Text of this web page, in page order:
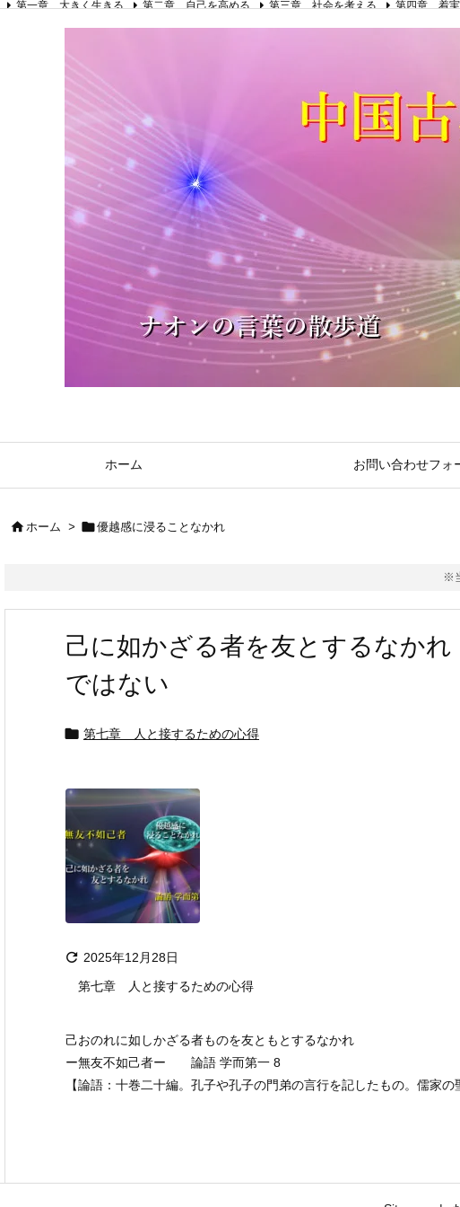
ホーム お問い合わせフォ
第一章 大きく生きる 第二章 自己を高める 第三章 社会を考える 第四章 着実
ホーム > 優越感に浸ることなかれ
※
己に如かざる者を友とするなかれ
ではない
 第七章 人と接するための心得
 2025年12月28日
第七章 人と接するための心得
己おのれに如しかざる者ものを友ともとするなかれ
ー無友不如己者ー 論語 学而第一 8
【論語：十巻二十編。孔子や孔子の門弟の言行を記したもの。儒家の